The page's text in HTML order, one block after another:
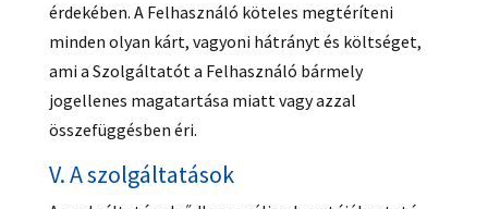
érdekében. A Felhasználó köteles megtéríteni
minden olyan kárt, vagyoni hátrányt és költséget,
ami a Szolgáltatót a Felhasználó bármely
jogellenes magatartása miatt vagy azzal
összefüggésben éri.
V. A szolgáltatások